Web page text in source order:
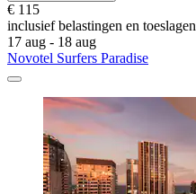
€ 115
inclusief belastingen en toeslagen
17 aug - 18 aug
Novotel Surfers Paradise